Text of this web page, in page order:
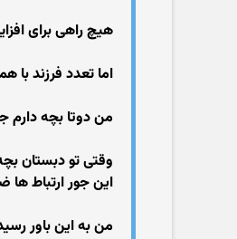
هیچ راهی برای
اما تعدد فرزند
من دوتا بچه دارم
وقتی تو دبستان
این جور ارتباط ها
من به این باور